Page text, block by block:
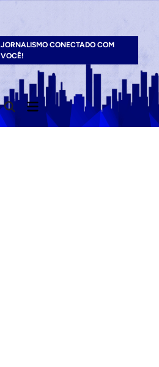
JORNALISMO CONECTADO COM
VOCÊ!
Open
Search
Main
Menu